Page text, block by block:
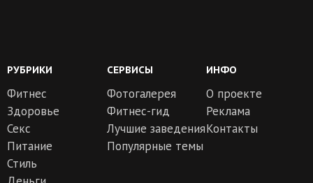
РУБРИКИ
Фитнес
Здоровье
Секс
Питание
Стиль
СЕРВИСЫ
Фотогалерея
Фитнес-гид
Лучшие заведения
Популярные темы
ИНФО
О проекте
Реклама
Контакты